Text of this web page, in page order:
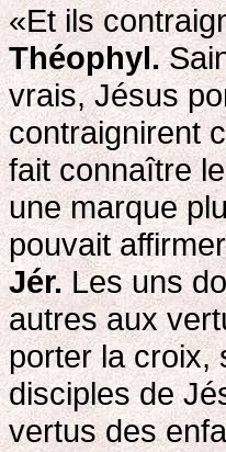
«Et ils
Théophyl.
vrais, Jésus
contraignirent
fait connaître
une marque
pouvait
Jér.Les uns
autres aux
porter la croix,
disciples de
vertus des